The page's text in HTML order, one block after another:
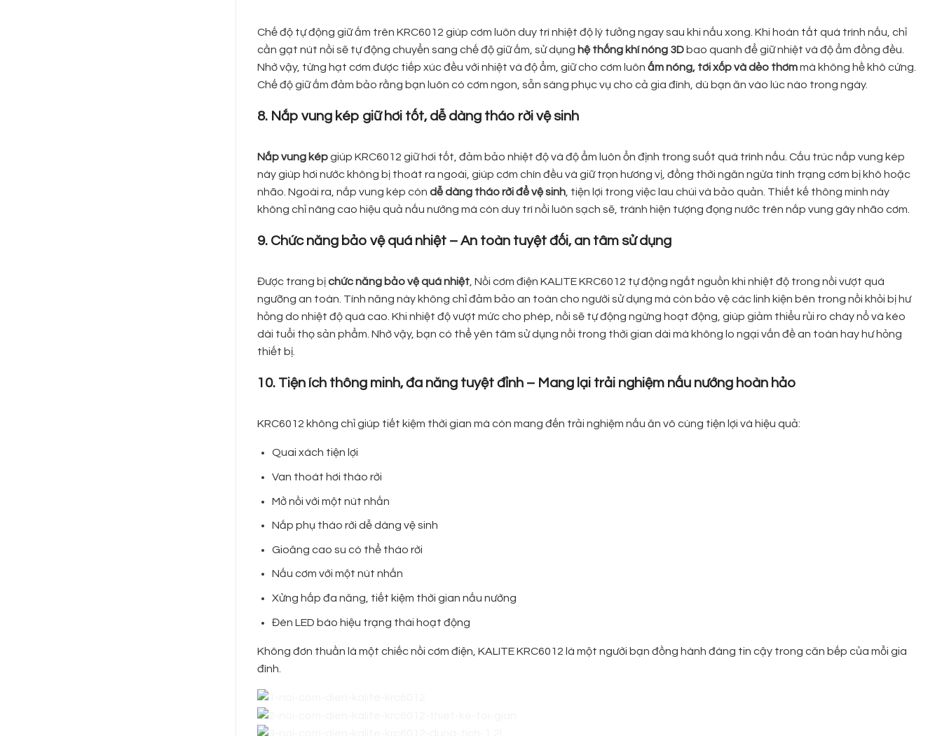
Chế độ tự động giữ ấm trên KRC6012 giúp cơm luôn duy trì nhiệt độ lý tưởng ngay sau khi nấu xong. Khi hoàn tất quá trình nấu, chỉ
cần gạt nút nồi sẽ tự động chuyển sang chế độ giữ ấm, sử dụng hệ thống khí nóng 3D bao quanh để giữ nhiệt và độ ẩm đồng đều.
Nhờ vậy, từng hạt cơm được tiếp xúc đều với nhiệt và độ ẩm, giữ cho cơm luôn ấm nóng, tơi xốp và dẻo thơmmà không hề khô cứng.
Chế độ giữ ấm đảm bảo rằng bạn luôn có cơm ngon, sẵn sàng phục vụ cho cả gia đình, dù bạn ăn vào lúc nào trong ngày.
8. Nắp vung kép giữ hơi tốt, dễ dàng tháo rời vệ sinh
Nắp vung képgiúp KRC6012 giữ hơi tốt, đảm bảo nhiệt độ và độ ẩm luôn ổn định trong suốt quá trình nấu. Cấu trúc nắp vung kép
này giúp hơi nước không bị thoát ra ngoài, giúp cơm chín đều và giữ trọn hương vị, đồng thời ngăn ngừa tình trạng cơm bị khô hoặc
nhão. Ngoài ra, nắp vung kép còn dễ dàng tháo rời để vệ sinh, tiện lợi trong việc lau chùi và bảo quản. Thiết kế thông minh này
không chỉ nâng cao hiệu quả nấu nướng mà còn duy trì nồi luôn sạch sẽ, tránh hiện tượng đọng nước trên nắp vung gây nhão cơm.
9. Chức năng bảo vệ quá nhiệt – An toàn tuyệt đối, an tâm sử dụng
Được trang bịchức năng bảo vệ quá nhiệt, Nồi cơm điện KALITE KRC6012 tự động ngắt nguồn khi nhiệt độ trong nồi vượt quá
ngưỡng an toàn. Tính năng này không chỉ đảm bảo an toàn cho người sử dụng mà còn bảo vệ các linh kiện bên trong nồi khỏi bị hư
hỏng do nhiệt độ quá cao. Khi nhiệt độ vượt mức cho phép, nồi sẽ tự động ngừng hoạt động, giúp giảm thiểu rủi ro cháy nổ và kéo
dài tuổi thọ sản phẩm. Nhờ vậy, bạn có thể yên tâm sử dụng nồi trong thời gian dài mà không lo ngại vấn đề an toàn hay hư hỏng
thiết bị.
10. Tiện ích thông minh, đa năng tuyệt đỉnh – Mang lại trải nghiệm nấu nướng hoàn hảo
KRC6012 không chỉ giúp tiết kiệm thời gian mà còn mang đến trải nghiệm nấu ăn vô cùng tiện lợi và hiệu quả:
Quai xách tiện lợi
Van thoát hơi tháo rời
Mở nồi với một nút nhấn
Nắp phụ tháo rời dễ dàng vệ sinh
Gioăng cao su có thể tháo rời
Nấu cơm với một nút nhấn
Xửng hấp đa năng, tiết kiệm thời gian nấu nướng
Đèn LED báo hiệu trạng thái hoạt động
Không đơn thuần là một chiếc nồi cơm điện, KALITE KRC6012 là một người bạn đồng hành đáng tin cậy trong căn bếp của mỗi gia
đình.